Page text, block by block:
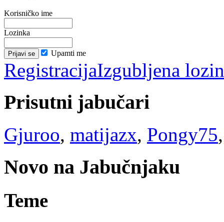
Korisničko ime
Lozinka
Upamti me
RegistracijaIzgubljena
Prisutni jabučari
Gjuroo, matijazx, Pongy75
Novo na Jabučnjaku
Teme